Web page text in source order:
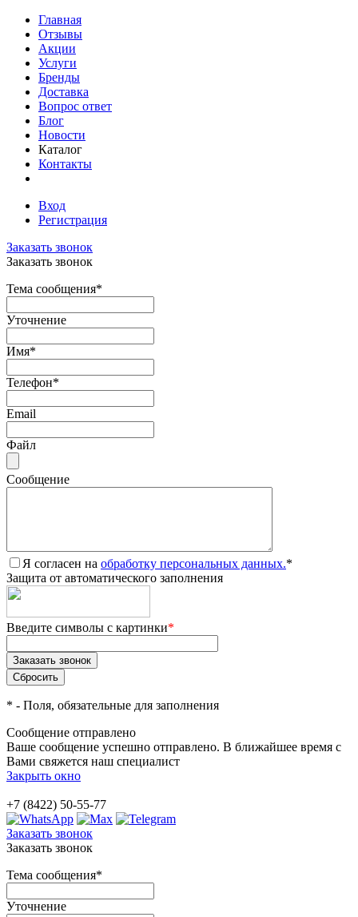
Главная
Отзывы
Акции
Услуги
Бренды
Доставка
Вопрос ответ
Блог
Новости
Каталог
Контакты
Вход
Регистрация
Заказать звонок
Заказать звонок
Тема сообщения*
Уточнение
Имя*
Телефон*
Email
Файл
Сообщение
Я согласен на обработку персональных данных.*
Защита от автоматического заполнения
Введите символы с картинки*
* - Поля, обязательные для заполнения
Сообщение отправлено
Ваше сообщение успешно отправлено. В ближайшее время с
Вами свяжется наш специалист
Закрыть окно
+7 (8422) 50-55-77
Заказать звонок
Заказать звонок
Тема сообщения*
Уточнение